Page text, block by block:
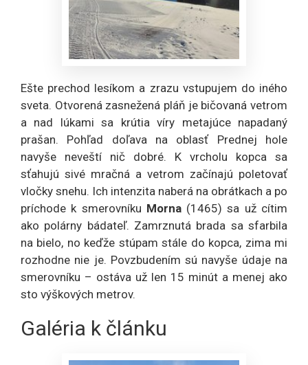
Ešte prechod lesíkom a zrazu vstupujem do iného
sveta. Otvorená zasnežená pláň je bičovaná vetrom
a nad lúkami sa krútia víry metajúce napadaný
prašan. Pohľad doľava na oblasť Prednej hole
navyše neveští nič dobré. K vrcholu kopca sa
sťahujú sivé mračná a vetrom začínajú poletovať
vločky snehu. Ich intenzita naberá na obrátkach a po
príchode k smerovníku Morna(1465) sa už cítim
ako polárny bádateľ. Zamrznutá brada sa sfarbila
na bielo, no keďže stúpam stále do kopca, zima mi
rozhodne nie je. Povzbudením sú navyše údaje na
smerovníku – ostáva už len 15 minút a menej ako
sto výškových metrov.
Galéria k článku